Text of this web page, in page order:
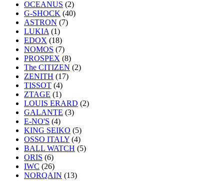
OCEANUS (2)
G-SHOCK (40)
ASTRON (7)
LUKIA (1)
EDOX (18)
NOMOS (7)
PROSPEX (8)
The CITIZEN (2)
ZENITH (17)
TISSOT (4)
ZTAGE (1)
LOUIS ERARD (2)
GALANTE (3)
E-NO'S (4)
KING SEIKO (5)
OSSO ITALY (4)
BALL WATCH (5)
ORIS (6)
IWC (26)
NORQAIN (13)